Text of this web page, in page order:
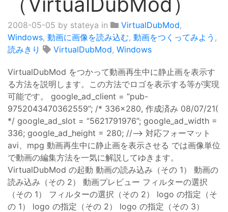
2008-05-05 by stateya in VirtualDubMod,
Windows, 動画に画像を読み込む, 動画をつくってみよう ,
読みきり
VirtualDubMod, Windows
VirtualDubMod をつかって動画再生中に静止画を表示す
る方法を説明します。この方法でロゴを表示する等が実現
可能です。 google_ad_client = “pub-
9752043470362559”; /* 336x280, 作成済み 08/07/21(
*/ google_ad_slot = “5621791976”; google_ad_width =
336; google_ad_height = 280; //–> 対応フォーマット
avi、mpg 動画再生中に静止画を表示させる では画像単位
で動画の編集方法を一気に解説してゆきます。
VirtualDubMod の起動 動画の読み込み（その 1） 動画の
読み込み（その 2） 動画プレビュー フィルターの選択
（その 1） フィルターの選択（その 2） logo の指定（そ
の 1） logo の指定（その 2） logo の指定（その 3）